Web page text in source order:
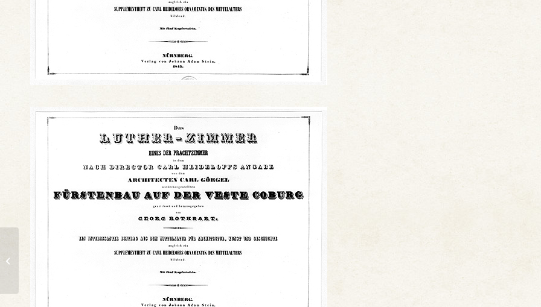
Aufrissentwurf für den
Umbau der
Lutherkapelle an der
Veste Coburg